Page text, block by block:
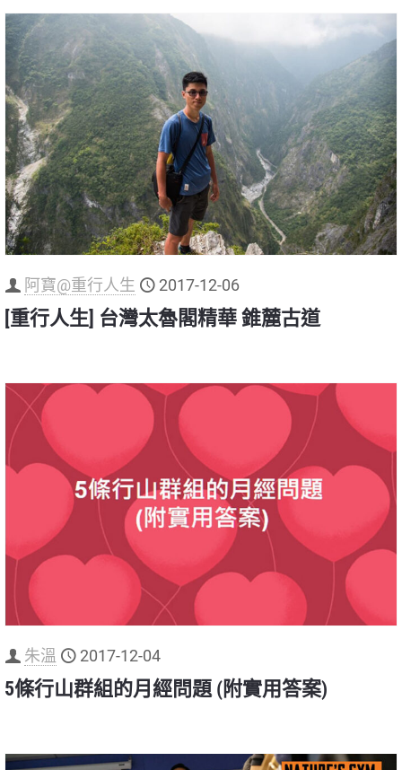
阿寶@重行人生 2017-12-06
[重行人生] 台灣太魯閣精華 錐麓古道
朱溫 2017-12-04
5條行山群組的月經問題 (附實用答案)